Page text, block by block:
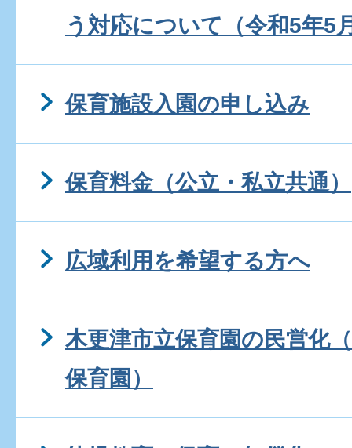
う対応について（令和5年5
保育施設入園の申し込み
保育料金（公立・私立共通）
広域利用を希望する方へ
木更津市立保育園の民営化
保育園）